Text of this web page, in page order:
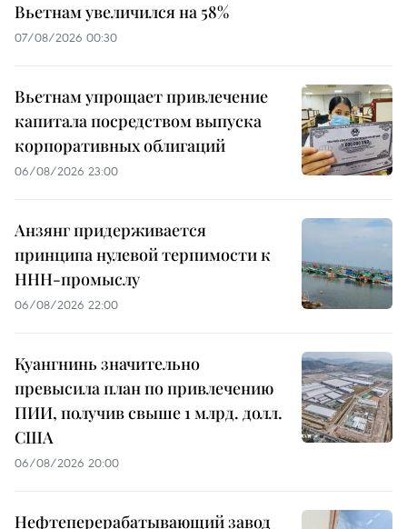
Вьетнам увеличился на 58%
07/08/2026 00:30
Вьетнам упрощает привлечение
капитала посредством выпуска
корпоративных облигаций
06/08/2026 23:00
Анзянг придерживается
принципа нулевой терпимости к
ННН-промыслу
06/08/2026 22:00
Куангнинь значительно
превысила план по привлечению
ПИИ, получив свыше 1 млрд. долл.
США
06/08/2026 20:00
Нефтеперерабатывающий завод